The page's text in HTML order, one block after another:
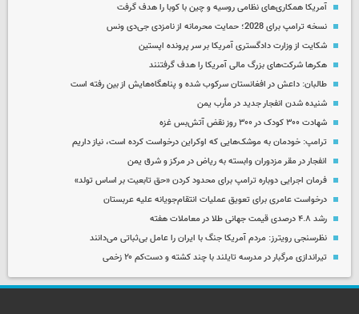
آمریکا همکاری‌های نظامی روسیه و چین با کوبا را هدف گرفت
نسخه ترامپ برای 2028؛ حمایت محرمانه از نامزدی جی‌دی ونس
شکایت از وزارت دادگستری آمریکا بر سر پرونده اپستین
هکرها شرکت‌های بزرگ مالی آمریکا را هدف گرفتنند
طالبان: داعش در افغانستان سرکوب شده و پناهگاه‌هایش از بین رفته است
شنیده شدن انفجار جدید در مأرب یمن
شهادت ۳۰۰ کودک در ۳۰۰ روز نقض آتش‌بس غزه
ترامپ: خودمان به موشک‌هایی که اوکراین درخواست کرده است، نیاز داریم
انفجار در مقر مزدوران وابسته به ریاض در مرکز و شرق یمن
فرمان اجرایی دوباره ترامپ برای محدود کردن «حق تابعیت بر اساس تولد»
درخواست عامری برای تعویق عملیات انتقام‌جویانه علیه عربستان
رشد ۴.۸ درصدی قیمت جهانی طلا در معاملات هفته
نظرسنجی رویترز: مردم آمریکا جنگ با ایران را عامل بی‌ثباتی می‌دانند
تیراندازی مرگبار در مدرسه‌ تایلند با چند کشته و دست‌کم ۲۰ زخمی